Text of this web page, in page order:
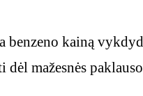
kainą
mažesnės